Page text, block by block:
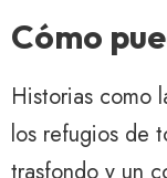
Cómo
Historias como
los refugios de